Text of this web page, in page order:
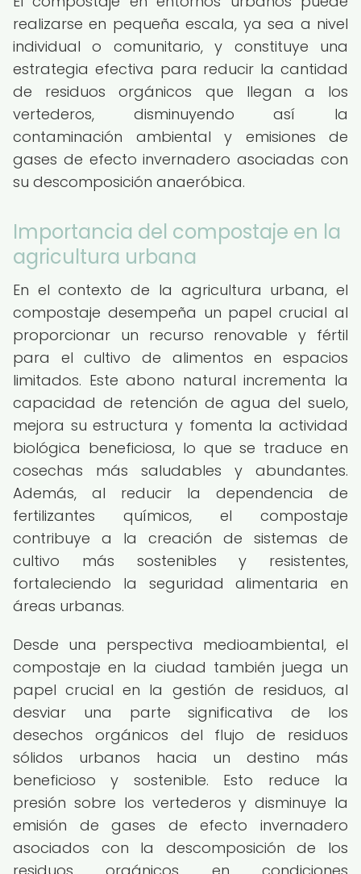
realizarse en pequeña escala, ya sea a nivel
individual o comunitario, y constituye una
estrategia efectiva para reducir la cantidad
de residuos orgánicos que llegan a los
vertederos, disminuyendo así la
contaminación ambiental y emisiones de
gases de efecto invernadero asociadas con
su descomposición anaeróbica.
Importancia del compostaje en la
agricultura urbana
En el contexto de la agricultura urbana, el
compostaje desempeña un papel crucial al
proporcionar un recurso renovable y fértil
para el cultivo de alimentos en espacios
limitados. Este abono natural incrementa la
capacidad de retención de agua del suelo,
mejora su estructura y fomenta la actividad
biológica beneficiosa, lo que se traduce en
cosechas más saludables y abundantes.
Además, al reducir la dependencia de
fertilizantes químicos, el compostaje
contribuye a la creación de sistemas de
cultivo más sostenibles y resistentes,
fortaleciendo la seguridad alimentaria en
áreas urbanas.
Desde una perspectiva medioambiental, el
compostaje en la ciudad también juega un
papel crucial en la gestión de residuos, al
desviar una parte significativa de los
desechos orgánicos del flujo de residuos
sólidos urbanos hacia un destino más
beneficioso y sostenible. Esto reduce la
presión sobre los vertederos y disminuye la
emisión de gases de efecto invernadero
asociados con la descomposición de los